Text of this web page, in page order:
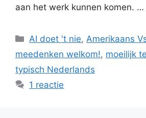
aan het werk kunnen komen. …
Categorieën
AI doet 't nie, Amerikaans
meedenken welkom!, moeilijk
typisch Nederlands
1 reactie